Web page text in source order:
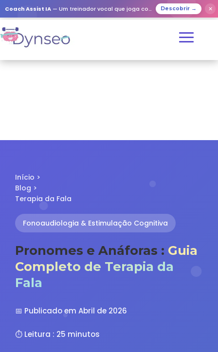
Coach Assist IA — Um treinador vocal que joga com os seus entes queridos Descobrir → ✕
Início >
Blog >
Terapia da Fala
Fonoaudiologia & Estimulação Cognitiva
Pronomes e Anáforas : Guia
Completo de Terapia da
Fala
📅 Publicado em Abril de 2026
⏱️ Leitura : 25 minutos